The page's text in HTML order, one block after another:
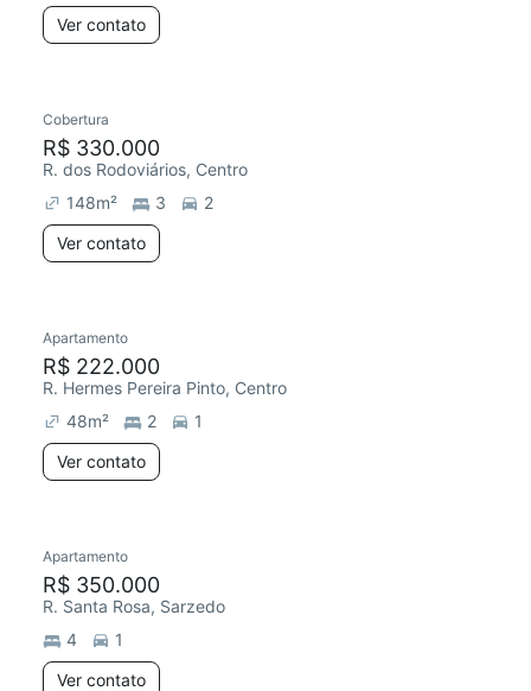
Ver contato
Cobertura
R$ 330.000
R. dos Rodoviários, Centro
148m² 3
2
Ver contato
Chegou este mês
Apartamento
R$ 222.000
R. Hermes Pereira Pinto, Centro
48m² 2
1
Ver contato
Apartamento
R$ 350.000
R. Santa Rosa, Sarzedo
4
1
Ver contato